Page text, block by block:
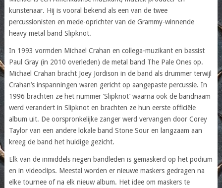
kunstenaar. Hij is vooral bekend als een van de twee
percussionisten en mede-oprichter van de Grammy-winnende
heavy metal band Slipknot.
In 1993 vormden Michael Crahan en collega-muzikant en bassist
Paul Gray (in 2010 overleden) de metal band The Pale Ones op.
Michael Crahan bracht Joey Jordison in de band als drummer terwijl
Crahan’s inspanningen waren gericht op aangepaste percussie. In
1996 brachten ze het nummer ‘Slipknot’ waarna ook de bandnaam
werd verandert in Slipknot en brachten ze hun eerste officiële
album uit. De oorspronkelijke zanger werd vervangen door Corey
Taylor van een andere lokale band Stone Sour en langzaam aan
kreeg de band het huidige gezicht.
Elk van de inmiddels negen bandleden is gemaskerd op het podium
en in videoclips. Meestal worden er nieuwe maskers gedragen na
elke tournee of na elk nieuw album. Het idee om maskers te